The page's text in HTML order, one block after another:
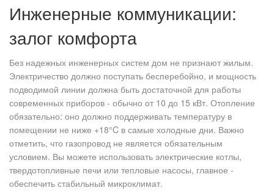
Инженерные коммуникации:
залог комфорта
Без надежных инженерных систем дом не признают жилым.
Электричество должно поступать бесперебойно, и мощность
подводимой линии должна быть достаточной для работы
современных приборов - обычно от 10 до 15 кВт. Отопление
обязательно: оно должно поддерживать температуру в
помещении не ниже +18°C в самые холодные дни. Важно
отметить, что газопровод не является обязательным
условием. Вы можете использовать электрические котлы,
твердотопливные печи или тепловые насосы, главное -
обеспечить стабильный микроклимат.